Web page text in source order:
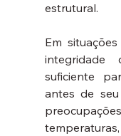
estrutural.
Em
suficiente
antes de